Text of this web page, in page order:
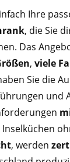
Ihre
, die Sie
Das
, viele
Sie die
und
Inselküchen
, werden